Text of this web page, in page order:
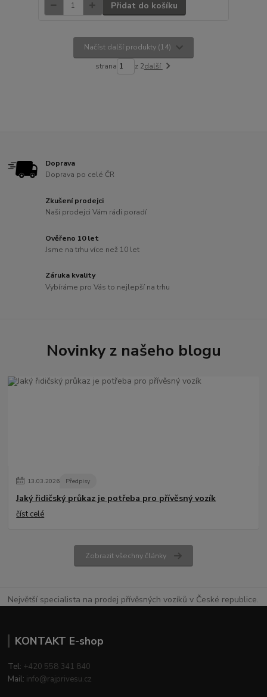
Přidat do košíku
Načíst další produkty (14)
strana z 2další
Doprava
Doprava po celé ČR
Zkušení prodejci
Naši prodejci Vám rádi poradí
Ověřeno 10 let
Jsme na trhu více než 10 let
Záruka kvality
Vybíráme pro Vás to nejlepší na trhu
Novinky z našeho blogu
13.03.2026 Předpisy
Jaký řidičský průkaz je potřeba pro přívěsný vozík
číst celé
Zobrazit všechny články
Největší specialista na prodej přívěsných vozíků v České republice.
KONTAKT E-shop
Tel: +420 558 341 840
Mail: info@rajprivesu.cz